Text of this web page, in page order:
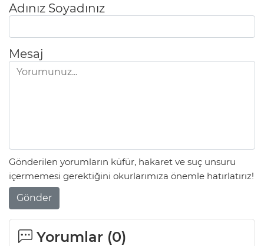
Adınız Soyadınız
Mesaj
Gönderilen yorumların küfür, hakaret ve suç unsuru
içermemesi gerektiğini okurlarımıza önemle hatırlatırız!
Gönder
Yorumlar (0)